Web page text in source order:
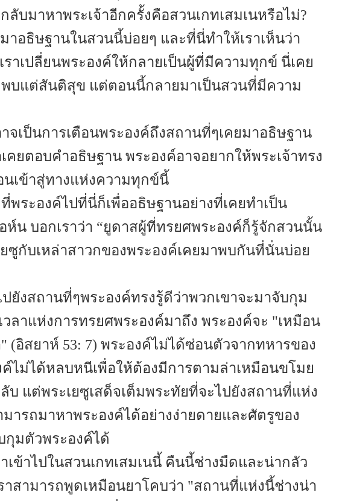
ลับมาหาพระเจ้าอีกครั้งคือสวนเกทเสมเนหรือไม่?
าอธิษฐานในสวนนี้บ่อยๆ และที่นี่ทำให้เราเห็นว่า
ราเปลี่ยนพระองค์ให้กลายเป็นผู้ที่มีความทุกข์ นี่เคย
พบแต่สันติสุข แต่ตอนนี้กลายมาเป็นสวนที่มีความ
จเป็นการเตือนพระองค์ถึงสถานที่ๆเคยมาอธิษฐาน
คยตอบคำอธิษฐาน พระองค์อาจอยากให้พระเจ้าทรง
เข้าสู่ทางแห่งความทุกข์นี้
พระองค์ไปที่นี่ก็เพื่ออธิษฐานอย่างที่เคยทำเป็น
ห์น บอกเราว่า “ยูดาสผู้ที่ทรยศพระองค์ก็รู้จักสวนนั้น
ยซูกับเหล่าสาวกของพระองค์เคยมาพบกันที่นั่นบ่อย
ปยังสถานที่ๆพระองค์ทรงรู้ดีว่าพวกเขาจะมาจับกุม
วลาแห่งการทรยศพระองค์มาถึง พระองค์จะ "เหมือน
(อิสยาห์ 53: 7) พระองค์ไม่ได้ซ่อนตัวจากทหารของ
ไม่ได้หลบหนีเพื่อให้ต้องมีการตามล่าเหมือนขโมย
บ แต่พระเยซูเสด็จเต็มพระทัยที่จะไปยังสถานที่แห่ง
ารถมาหาพระองค์ได้อย่างง่ายดายและศัตรูของ
กุมตัวพระองค์ได้
เข้าไปในสวนเกทเสมเนนี้ คืนนี้ช่างมืดและน่ากลัว
าสามารถพูดเหมือนยาโคบว่า "สถานที่แห่งนี้ช่างน่า